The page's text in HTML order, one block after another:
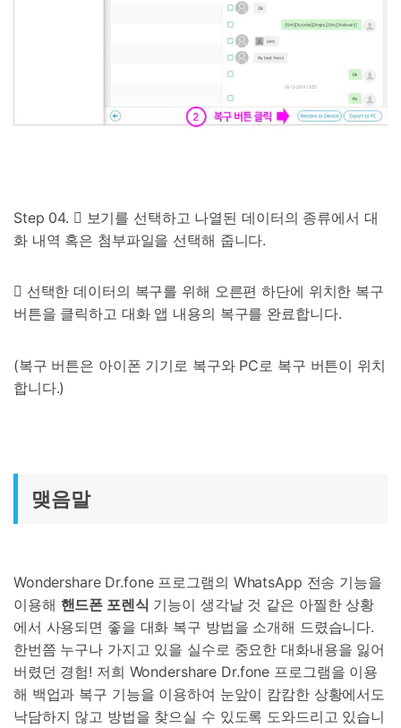
Step 04.  보기를 선택하고 나열된 데이터의 종류에서 대
화 내역 혹은 첨부파일을 선택해 줍니다.
 선택한 데이터의 복구를 위해 오른편 하단에 위치한 복구
버튼을 클릭하고 대화 앱 내용의 복구를 완료합니다.
(복구 버튼은 아이폰 기기로 복구와 PC로 복구 버튼이 위치
합니다.)
맺음말
Wondershare Dr.fone 프로그램의 WhatsApp 전송 기능을
이용해 핸드폰 포렌식 기능이 생각날 것 같은 아찔한 상황
에서 사용되면 좋을 대화 복구 방법을 소개해 드렸습니다.
한번쯤 누구나 가지고 있을 실수로 중요한 대화내용을 잃어
버렸던 경험! 저희 Wondershare Dr.fone 프로그램을 이용
해 백업과 복구 기능을 이용하여 눈앞이 캄캄한 상황에서도
낙담하지 않고 방법을 찾으실 수 있도록 도와드리고 있습니